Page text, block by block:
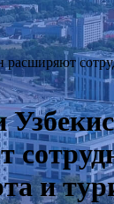
расширяют
и